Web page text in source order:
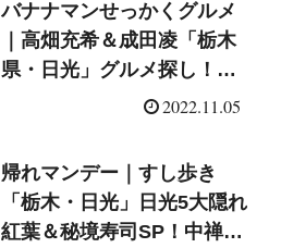
バナナマンせっかくグルメ
｜高畑充希＆成田凌「栃木
県・日光」グルメ探し！紹
介店まとめ（2022/11/6）
2022.11.05
帰れマンデー｜すし歩き
「栃木・日光」日光5大隠れ
紅葉＆秘境寿司SP！中禅寺